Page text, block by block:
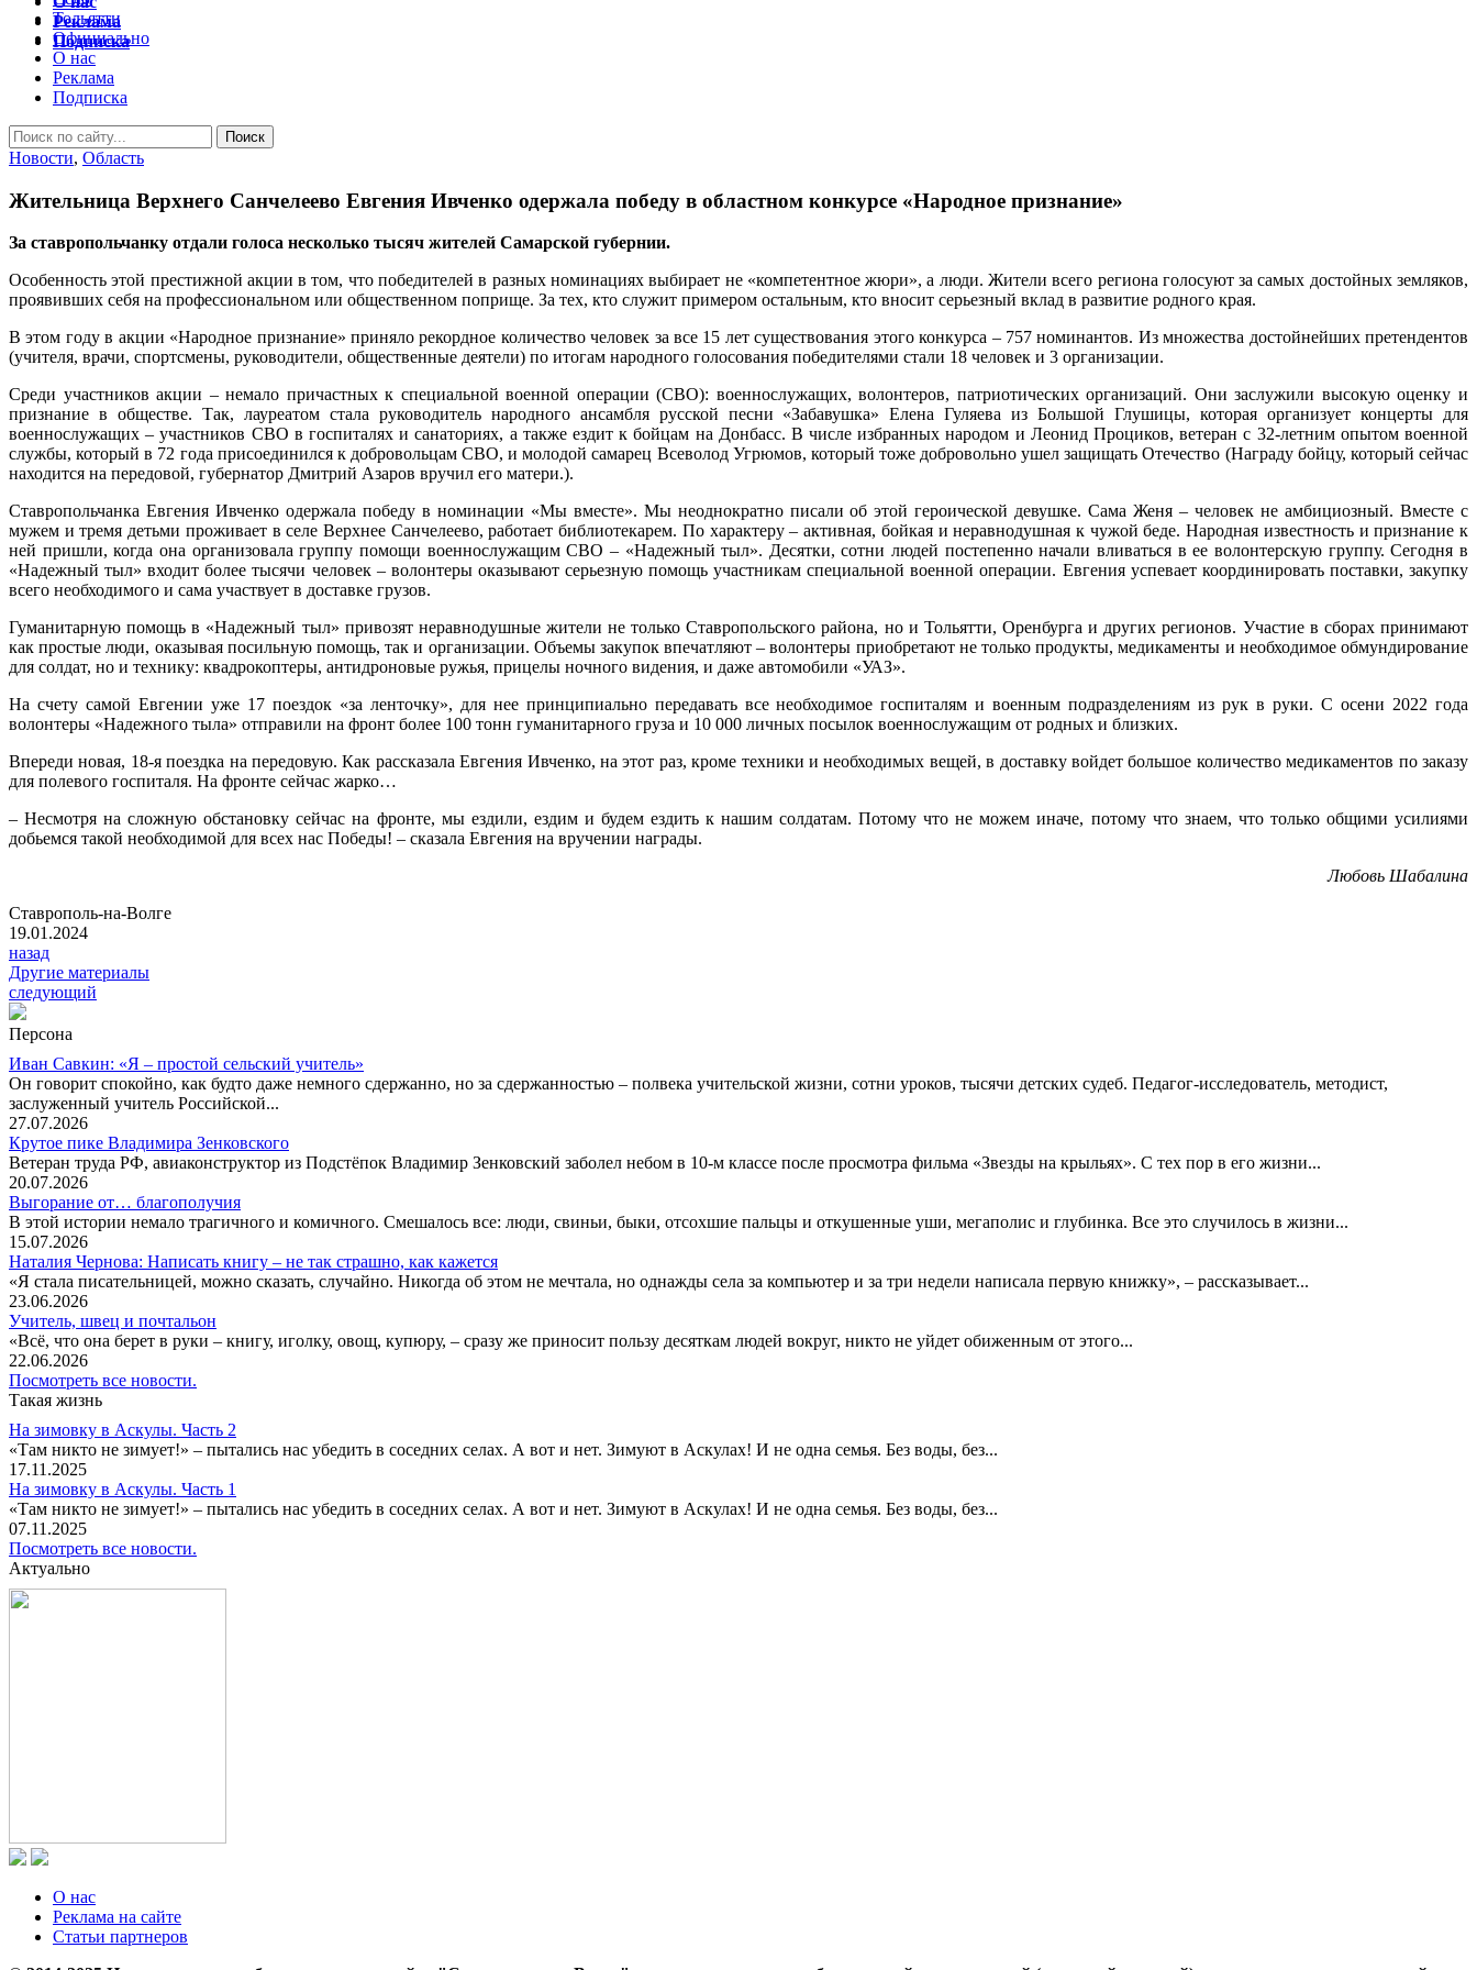
Тольятти
Официально
О нас
Реклама
Подписка
Новости, Область
Жительница Верхнего Санчелеево Евгения Ивченко одержала победу в областном конкурсе «Народное признание»
За ставропольчанку отдали голоса несколько тысяч жителей Самарской губернии.
Особенность этой престижной акции в том, что победителей в разных номинациях выбирает не «компетентное жюри», а люди. Жители всего региона голосуют за самых достойных земляков,
проявивших себя на профессиональном или общественном поприще. За тех, кто служит примером остальным, кто вносит серьезный вклад в развитие родного края.
В этом году в акции «Народное признание» приняло рекордное количество человек за все 15 лет существования этого конкурса – 757 номинантов. Из множества достойнейших претендентов
(учителя, врачи, спортсмены, руководители, общественные деятели) по итогам народного голосования победителями стали 18 человек и 3 организации.
Среди участников акции – немало причастных к специальной военной операции (СВО): военнослужащих, волонтеров, патриотических организаций. Они заслужили высокую оценку и
признание в обществе. Так, лауреатом стала руководитель народного ансамбля русской песни «Забавушка» Елена Гуляева из Большой Глушицы, которая организует концерты для
военнослужащих – участников СВО в госпиталях и санаториях, а также ездит к бойцам на Донбасс. В числе избранных народом и Леонид Проциков, ветеран с 32-летним опытом военной
службы, который в 72 года присоединился к добровольцам СВО, и молодой самарец Всеволод Угрюмов, который тоже добровольно ушел защищать Отечество (Награду бойцу, который сейчас
находится на передовой, губернатор Дмитрий Азаров вручил его матери.).
Ставропольчанка Евгения Ивченко одержала победу в номинации «Мы вместе». Мы неоднократно писали об этой героической девушке. Сама Женя – человек не амбициозный. Вместе с
мужем и тремя детьми проживает в селе Верхнее Санчелеево, работает библиотекарем. По характеру – активная, бойкая и неравнодушная к чужой беде. Народная известность и признание к
ней пришли, когда она организовала группу помощи военнослужащим СВО – «Надежный тыл». Десятки, сотни людей постепенно начали вливаться в ее волонтерскую группу. Сегодня в
«Надежный тыл» входит более тысячи человек – волонтеры оказывают серьезную помощь участникам специальной военной операции. Евгения успевает координировать поставки, закупку
всего необходимого и сама участвует в доставке грузов.
Гуманитарную помощь в «Надежный тыл» привозят неравнодушные жители не только Ставропольского района, но и Тольятти, Оренбурга и других регионов. Участие в сборах принимают
как простые люди, оказывая посильную помощь, так и организации. Объемы закупок впечатляют – волонтеры приобретают не только продукты, медикаменты и необходимое обмундирование
для солдат, но и технику: квадрокоптеры, антидроновые ружья, прицелы ночного видения, и даже автомобили «УАЗ».
На счету самой Евгении уже 17 поездок «за ленточку», для нее принципиально передавать все необходимое госпиталям и военным подразделениям из рук в руки. С осени 2022 года
волонтеры «Надежного тыла» отправили на фронт более 100 тонн гуманитарного груза и 10 000 личных посылок военнослужащим от родных и близких.
Впереди новая, 18-я поездка на передовую. Как рассказала Евгения Ивченко, на этот раз, кроме техники и необходимых вещей, в доставку войдет большое количество медикаментов по заказу
для полевого госпиталя. На фронте сейчас жарко…
– Несмотря на сложную обстановку сейчас на фронте, мы ездили, ездим и будем ездить к нашим солдатам. Потому что не можем иначе, потому что знаем, что только общими усилиями
добьемся такой необходимой для всех нас Победы! – сказала Евгения на вручении награды.
Любовь Шабалина
Ставрополь-на-Волге
19.01.2024
назад
Другие материалы
следующий
Персона
Иван Савкин: «Я – простой сельский учитель»
Он говорит спокойно, как будто даже немного сдержанно, но за сдержанностью – полвека учительской жизни, сотни уроков, тысячи детских судеб. Педагог-исследователь, методист,
заслуженный учитель Российской...
27.07.2026
Крутое пике Владимира Зенковского
Ветеран труда РФ, авиаконструктор из Подстёпок Владимир Зенковский заболел небом в 10-м классе после просмотра фильма «Звезды на крыльях». С тех пор в его жизни...
20.07.2026
Выгорание от… благополучия
В этой истории немало трагичного и комичного. Смешалось все: люди, свиньи, быки, отсохшие пальцы и откушенные уши, мегаполис и глубинка. Все это случилось в жизни...
15.07.2026
Наталия Чернова: Написать книгу – не так страшно, как кажется
«Я стала писательницей, можно сказать, случайно. Никогда об этом не мечтала, но однажды села за компьютер и за три недели написала первую книжку», – рассказывает...
23.06.2026
Учитель, швец и почтальон
«Всё, что она берет в руки – книгу, иголку, овощ, купюру, – сразу же приносит пользу десяткам людей вокруг, никто не уйдет обиженным от этого...
22.06.2026
Посмотреть все новости.
Такая жизнь
На зимовку в Аскулы. Часть 2
«Там никто не зимует!» – пытались нас убедить в соседних селах. А вот и нет. Зимуют в Аскулах! И не одна семья. Без воды, без...
17.11.2025
На зимовку в Аскулы. Часть 1
«Там никто не зимует!» – пытались нас убедить в соседних селах. А вот и нет. Зимуют в Аскулах! И не одна семья. Без воды, без...
07.11.2025
Посмотреть все новости.
Актуально
О нас
Реклама на сайте
Статьи партнеров
Реклама
Подписка